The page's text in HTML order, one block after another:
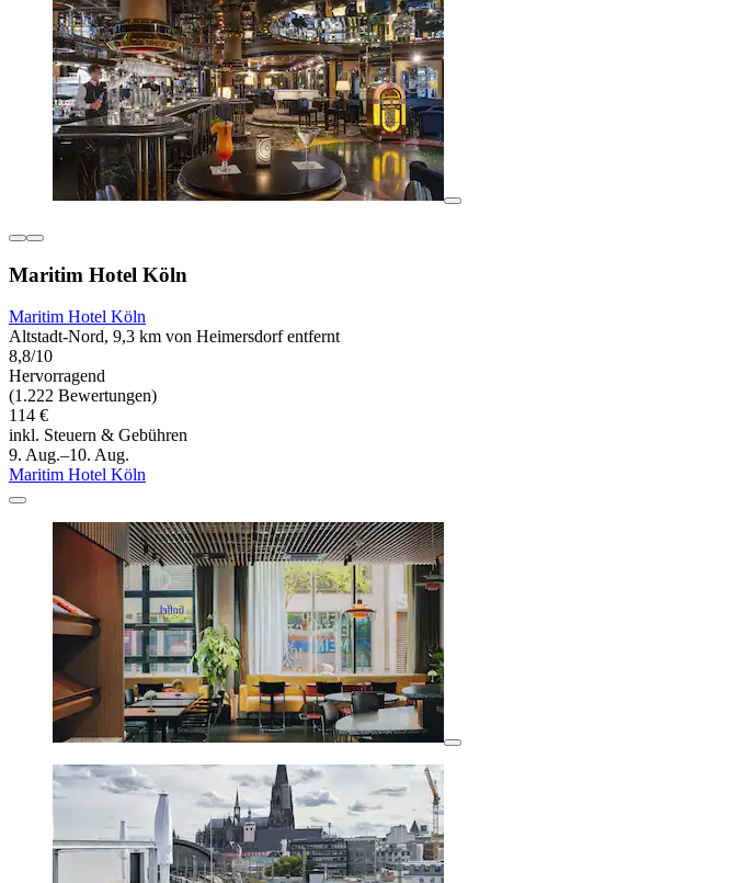
Maritim Hotel Köln
Maritim Hotel Köln
Altstadt-Nord, 9,3 km von Heimersdorf entfernt
8,8/10
Hervorragend
(1.222 Bewertungen)
114 €
inkl. Steuern & Gebühren
9. Aug.–10. Aug.
Maritim Hotel Köln